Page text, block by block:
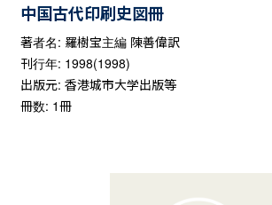
中国古代印刷史図冊
著者名: 羅樹宝主編 陳善偉訳
刊行年: 1998(1998)
出版元: 香港城市大学出版等
冊数: 1冊